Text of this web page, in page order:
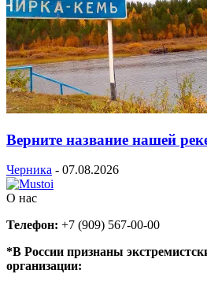
Верните название нашей
Черника - 07.08.2026
О нас
Телефон: +7 (909) 567-00-00
*В России признаны
организации: